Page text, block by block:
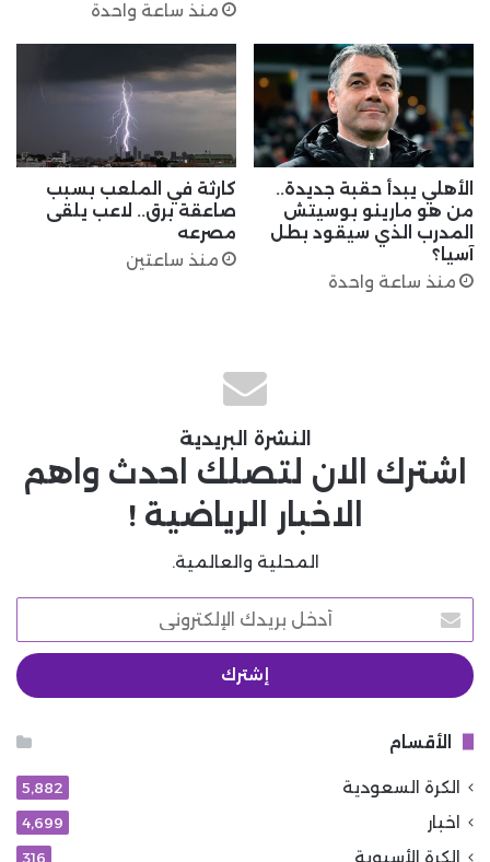
منذ ساعة واحدة
الأهلي يبدأ حقبة جديدة..
من هو مارينو بوسيتش
المدرب الذي سيقود بطل
آسيا؟
منذ ساعة واحدة
كارثة في الملعب بسبب
صاعقة برق.. لاعب يلقى
مصرعه
منذ ساعتين
النشرة البريدية
اشترك الان لتصلك احدث واهم
الاخبار الرياضية !
المحلية والعالمية.
أدخل
بريدك
الإلكتروني
الأقسام
الكرة السعودية 5٬882
اخبار 4٬699
الكرة الأسيوية 316